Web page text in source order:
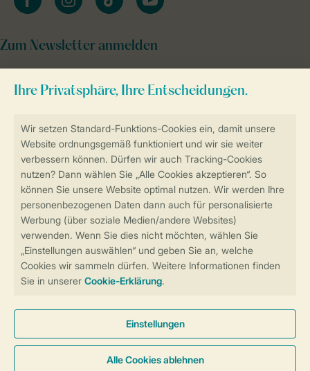
Sicherstellung Deiner Privatsphäre
Sicher und schnell zur Online-Buchung
Sichere Datenübertragung
Sicheres Bezahlen
Zum Newsletter anmelden